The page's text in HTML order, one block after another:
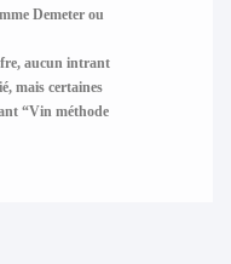
Demeter ou
aucun intrant
mais certaines
“Vin méthode